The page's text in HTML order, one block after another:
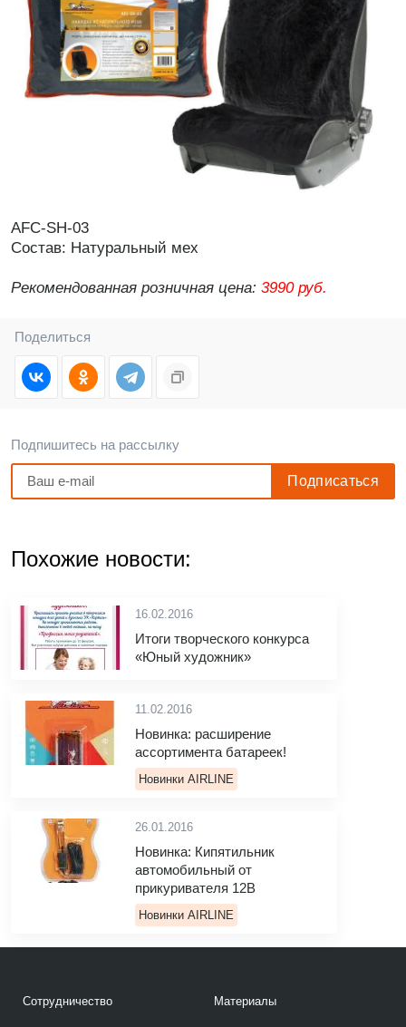
AFC-SH-03
Состав: Натуральный мех
Рекомендованная розничная цена: 3990 руб.
Поделиться
Подпишитесь на рассылку
Похожие новости:
16.02.2016
Итоги творческого конкурса
«Юный художник»
11.02.2016
Новинка: расширение
ассортимента батареек!
Новинки AIRLINE
26.01.2016
Новинка: Кипятильник
автомобильный от
прикуривателя 12В
Новинки AIRLINE
Сотрудничество Материалы